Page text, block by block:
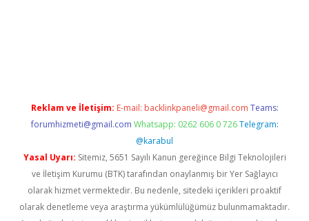
Reklam ve İletişim: E-mail: backlinkpaneli@gmail.com Teams:
forumhizmeti@gmail.com Whatsapp: 0262 606 0 726 Telegram:
@karabul
Yasal Uyarı: Sitemiz, 5651 Sayılı Kanun gereğince Bilgi Teknolojileri
ve İletişim Kurumu (BTK) tarafından onaylanmış bir Yer Sağlayıcı
olarak hizmet vermektedir. Bu nedenle, sitedeki içerikleri proaktif
olarak denetleme veya araştırma yükümlülüğümüz bulunmamaktadır.